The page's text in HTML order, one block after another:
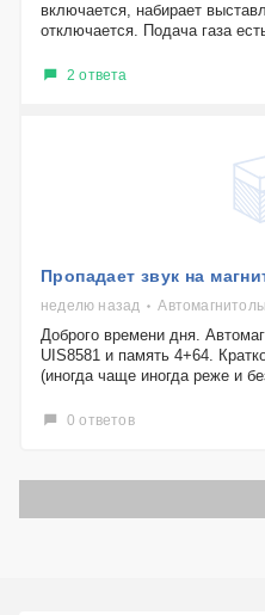
включается, набирает
отключается. Подача газа
2 ответа
Пропадает звук на
неделю назад
Доброго времени дня.
UIS8581 и память 4+64.
(иногда чаще иногда реже и
0 ответов